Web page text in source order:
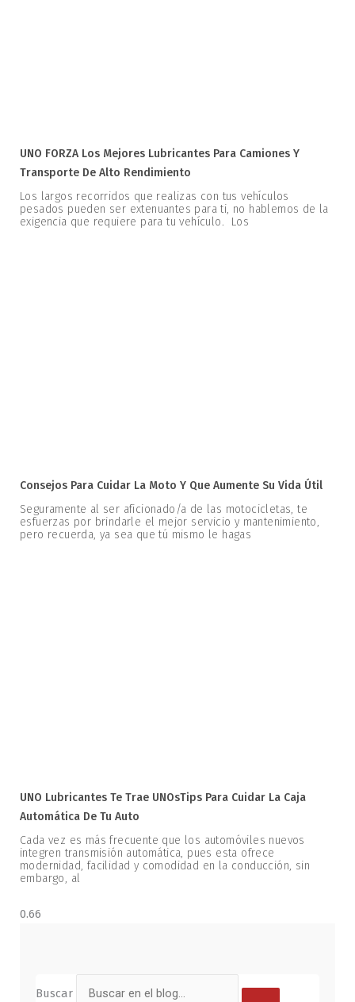
UNO FORZA Los Mejores Lubricantes Para Camiones Y
Transporte De Alto Rendimiento
Los largos recorridos que realizas con tus vehículos
pesados pueden ser extenuantes para ti, no hablemos de la
exigencia que requiere para tu vehículo. Los
Consejos Para Cuidar La Moto Y Que Aumente Su Vida Útil
Seguramente al ser aficionado/a de las motocicletas, te
esfuerzas por brindarle el mejor servicio y mantenimiento,
pero recuerda, ya sea que tú mismo le hagas
UNO Lubricantes Te Trae UNOsTips Para Cuidar La Caja
Automática De Tu Auto
Cada vez es más frecuente que los automóviles nuevos
integren transmisión automática, pues esta ofrece
modernidad, facilidad y comodidad en la conducción, sin
embargo, al
Buscar